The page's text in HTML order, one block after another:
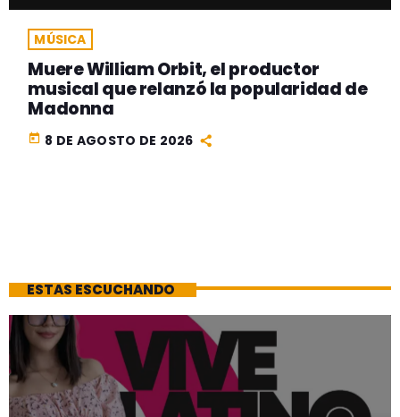
MÚSICA
Muere William Orbit, el productor
musical que relanzó la popularidad de
Madonna
today 8 DE AGOSTO DE 2026
ESTAS ESCUCHANDO